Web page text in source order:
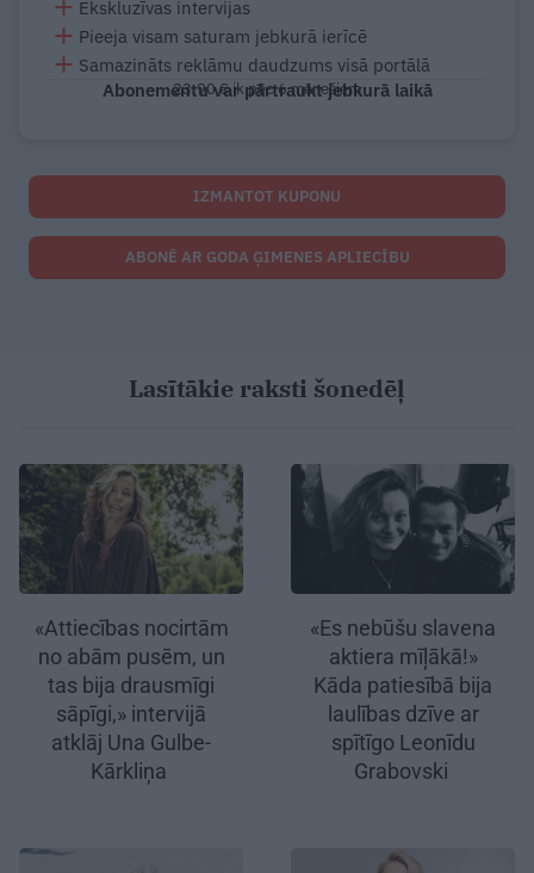
Ekskluzīvas intervijas
Pieeja visam saturam jebkurā ierīcē
Samazināts reklāmu daudzums visā portālā
Abonementu var pārtraukt jebkurā laikā
23.90 € ik pēc 6 mēnešiem
IZMANTOT KUPONU
ABONĒ AR GODA ĢIMENES APLIECĪBU
Lasītākie raksti šonedēļ
«Attiecības nocirtām
no abām pusēm, un
tas bija drausmīgi
sāpīgi,» intervijā
atklāj Una Gulbe-
Kārkliņa
«Es nebūšu slavena
aktiera mīļākā!»
Kāda patiesībā bija
laulības dzīve ar
spītīgo Leonīdu
Grabovski